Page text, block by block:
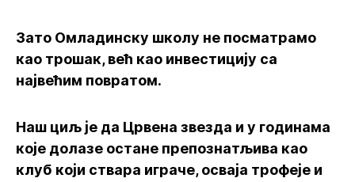
Зато Омладинску школу не посматрамо
као трошак, већ као инвестицију са
највећим повратом.
Наш циљ је да Црвена звезда и у годинама
које долазе остане препознатљива као
клуб који ствара играче, осваја трофеје и